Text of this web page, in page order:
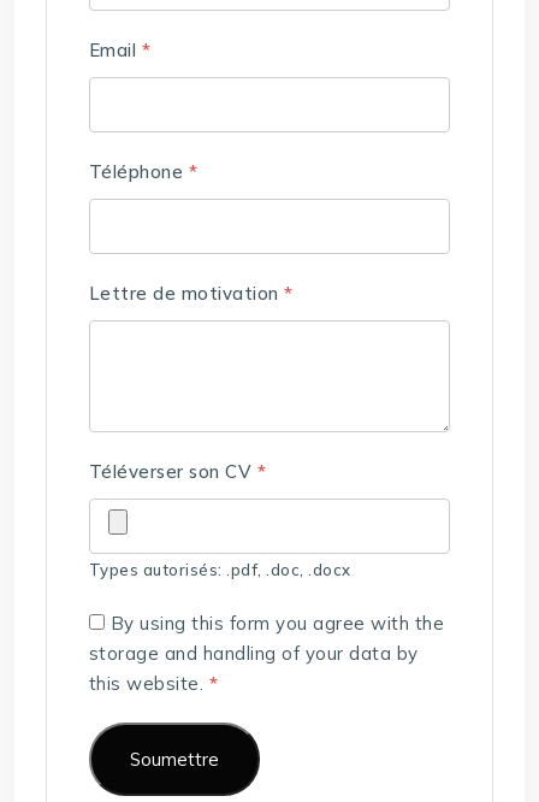
Email *
Téléphone *
Lettre de motivation*
Téléverser son CV *
Types autorisés: .pdf, .doc, .docx
By using this form you agree with the
storage and handling of your data by
this website. *